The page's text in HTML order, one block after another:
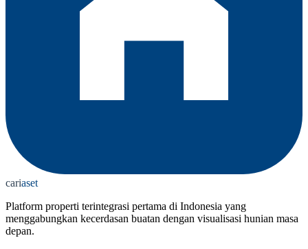
cariaset
Platform properti terintegrasi pertama di Indonesia yang
menggabungkan kecerdasan buatan dengan visualisasi hunian masa
depan.